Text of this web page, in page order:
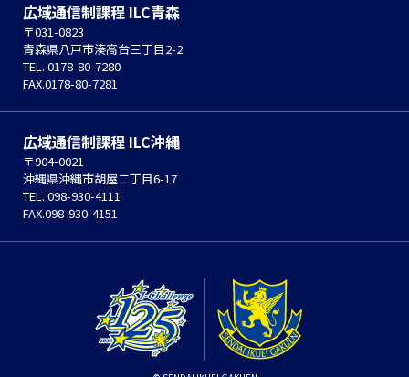
広域通信制課程 ILC青森
〒031-0823
青森県八戸市湊高台三丁目2-2
TEL. 0178-80-7280
FAX.0178-80-7281
広域通信制課程 ILC沖縄
〒904-0021
沖縄県沖縄市胡屋二丁目6-17
TEL. 098-930-4111
FAX.098-930-4151